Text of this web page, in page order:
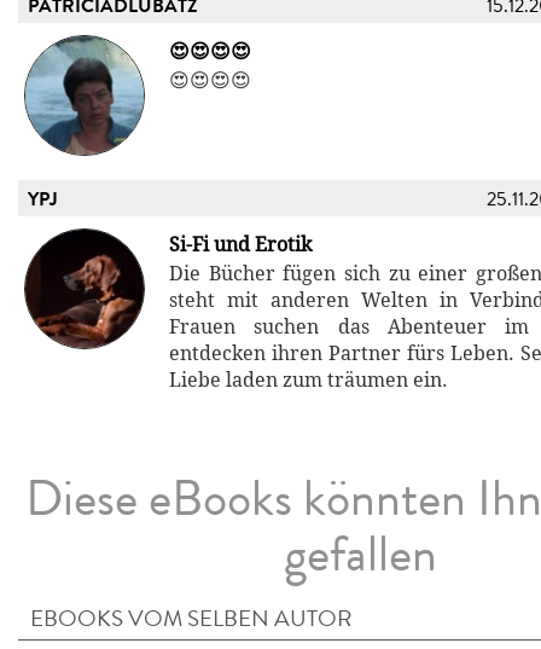
😍😍😍😍
😍😍😍😍
YPJ
Si-Fi und Erotik
Die Bücher fügen sich zu einer
steht mit anderen Welten in
Frauen suchen das Abenteuer
entdecken ihren Partner fürs Leben.
Liebe laden zum träumen ein.
Diese eBooks könnten
gefallen
EBOOKS VOM SELBEN AUTOR